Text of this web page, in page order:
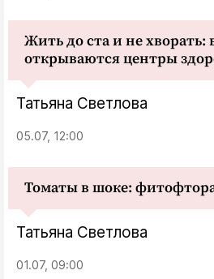
Жить до ста и не хворать:
открываются центры
Татьяна Светлова
05.07, 12:00
Томаты в шоке:
Татьяна Светлова
01.07, 09:00